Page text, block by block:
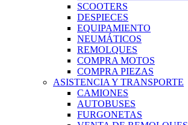
SCOOTERS
DESPIECES
EQUIPAMIENTO
NEUMÁTICOS
REMOLQUES
COMPRA MOTOS
COMPRA PIEZAS
ASISTENCIA Y TRANSPORTE
CAMIONES
AUTOBUSES
FURGONETAS